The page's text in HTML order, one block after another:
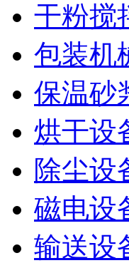
干粉搅
包装机
保温砂
烘干设
除尘设
磁电设
输送设